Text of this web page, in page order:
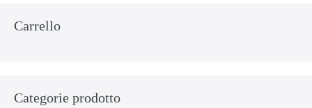
Carrello
Categorie prodotto